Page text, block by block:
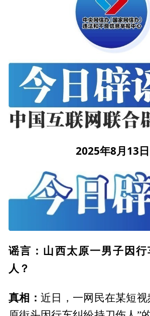
2025年8月13日
谣言：山西太原一男子因
人？
真相：近日，一网民在某短视